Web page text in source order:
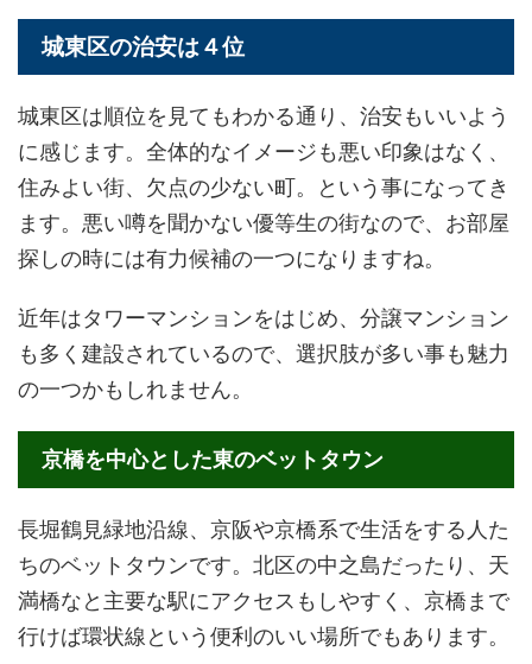
城東区の治安は４位
城東区は順位を見てもわかる通り、治安もいいよう
に感じます。全体的なイメージも悪い印象はなく、
住みよい街、欠点の少ない町。という事になってき
ます。悪い噂を聞かない優等生の街なので、お部屋
探しの時には有力候補の一つになりますね。
近年はタワーマンションをはじめ、分譲マンション
も多く建設されているので、選択肢が多い事も魅力
の一つかもしれません。
京橋を中心とした東のベットタウン
長堀鶴見緑地沿線、京阪や京橋系で生活をする人た
ちのベットタウンです。北区の中之島だったり、天
満橋なと主要な駅にアクセスもしやすく、京橋まで
行けば環状線という便利のいい場所でもあります。